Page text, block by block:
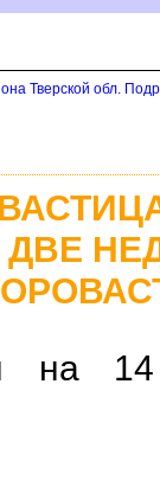
Тверской обл.
на